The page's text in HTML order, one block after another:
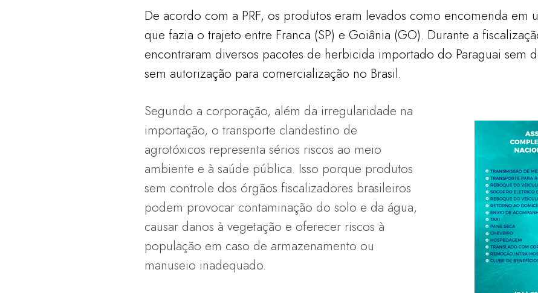
De acordo com a PRF, os produtos eram levados como encomenda em
que fazia o trajeto entre Franca (SP) e Goiânia (GO). Durante a
encontraram diversos pacotes de herbicida importado do Paraguai sem
sem autorização para comercialização no Brasil.
Segundo a corporação, além da irregularidade na
importação, o transporte clandestino de
agrotóxicos representa sérios riscos ao meio
ambiente e à saúde pública. Isso porque produtos
sem controle dos órgãos fiscalizadores brasileiros
podem provocar contaminação do solo e da água,
causar danos à vegetação e oferecer riscos à
população em caso de armazenamento ou
manuseio inadequado.